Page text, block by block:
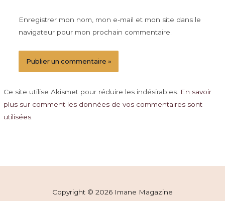
Enregistrer mon nom, mon e-mail et mon site dans le
navigateur pour mon prochain commentaire.
Ce site utilise Akismet pour réduire les indésirables. En savoir
plus sur comment les données de vos commentaires sont
utilisées
Copyright © 2026 Imane Magazine